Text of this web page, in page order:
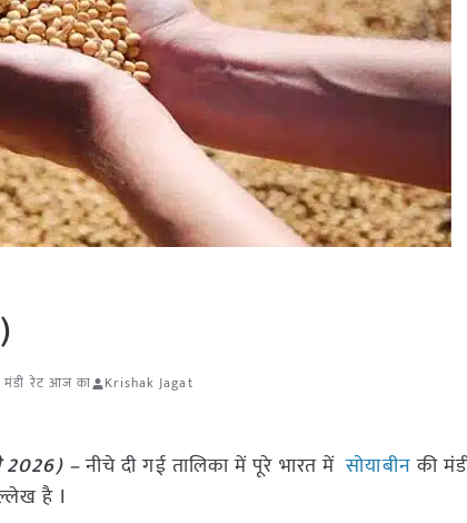
मंडी रेट आज का Krishak Jagat
2026) –नीचे दी गई तालिका में पूरे भारत में सोयाबीनकी
है I